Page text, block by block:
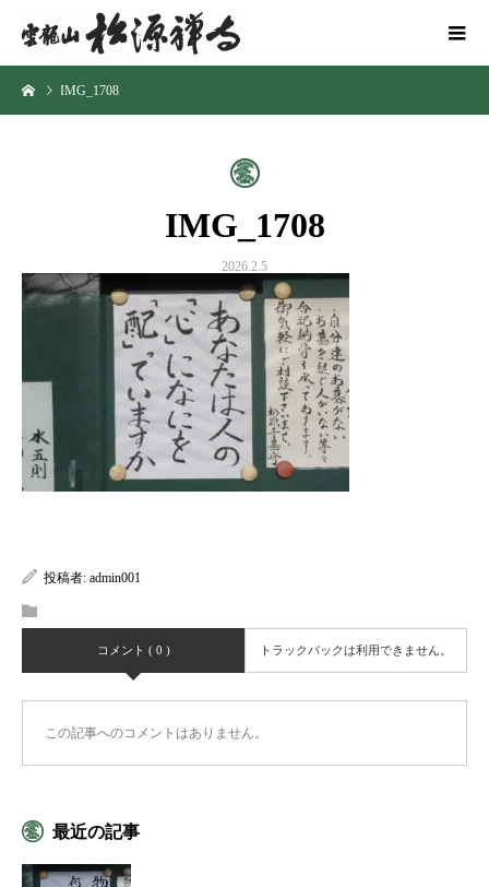
IMG_1708
IMG_1708
2026.2.5
投稿者: admin001
コメント ( 0 ) トラックバックは利用できません。
この記事へのコメントはありません。
最近の記事